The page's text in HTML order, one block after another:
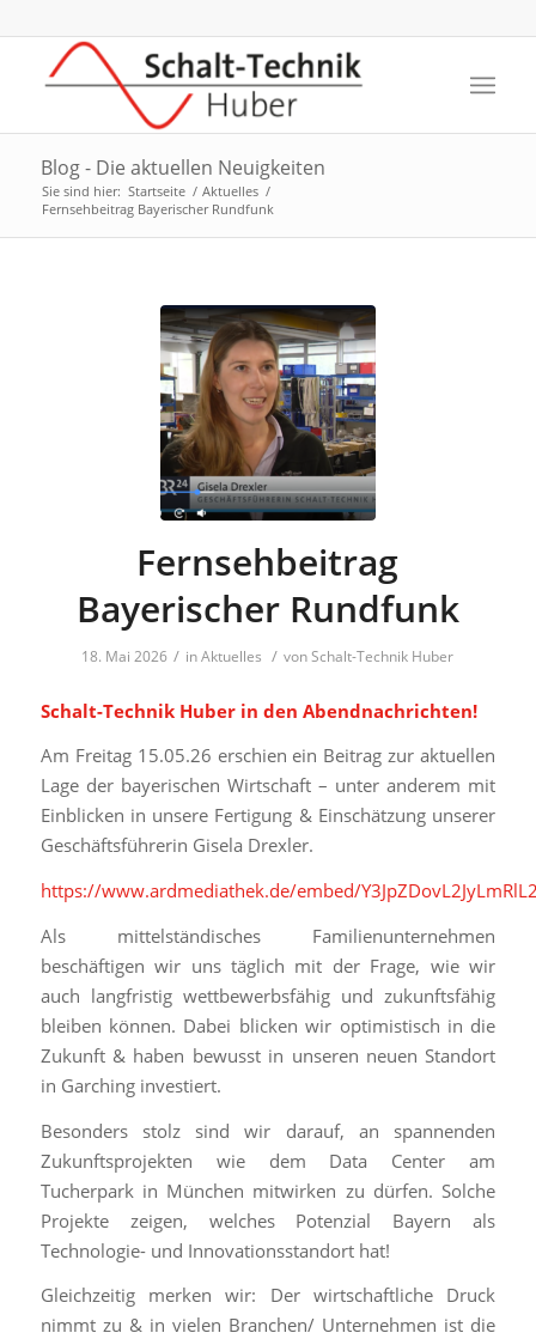
Blog - Die aktuellen Neuigkeiten
Sie sind hier: Startseite / Aktuelles /
Fernsehbeitrag Bayerischer Rundfunk
Fernsehbeitrag
Bayerischer Rundfunk
18. Mai 2026 / inAktuelles / vonSchalt-Technik Huber
Schalt-Technik Huber in den Abendnachrichten!
Am Freitag 15.05.26 erschien ein Beitrag zur aktuellen
Lage der bayerischen Wirtschaft – unter anderem mit
Einblicken in unsere Fertigung & Einschätzung unserer
Geschäftsführerin Gisela Drexler.
https://www.ardmediathek.de/embed/
Als mittelständisches Familienunternehmen
beschäftigen wir uns täglich mit der Frage, wie wir
auch langfristig wettbewerbsfähig und zukunftsfähig
bleiben können. Dabei blicken wir optimistisch in die
Zukunft & haben bewusst in unseren neuen Standort
in Garching investiert.
Besonders stolz sind wir darauf, an spannenden
Zukunftsprojekten wie dem Data Center am
Tucherpark in München mitwirken zu dürfen. Solche
Projekte zeigen, welches Potenzial Bayern als
Technologie- und Innovationsstandort hat!
Gleichzeitig merken wir: Der wirtschaftliche Druck
nimmt zu & in vielen Branchen/ Unternehmen ist die